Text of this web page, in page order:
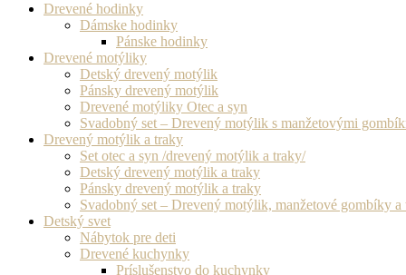
Drevené hodinky
Dámske hodinky
Pánske hodinky
Drevené motýliky
Detský drevený motýlik
Pánsky drevený motýlik
Drevené motýliky Otec a syn
Svadobný set – Drevený motýlik s manžetovými
Drevený motýlik a traky
Set otec a syn /drevený motýlik a traky/
Detský drevený motýlik a traky
Pánsky drevený motýlik a traky
Svadobný set – Drevený motýlik, manžetové gombíky a
Detský svet
Nábytok pre deti
Drevené kuchynky
Príslušenstvo do kuchynky